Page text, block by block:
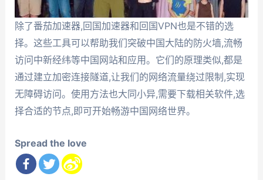
除了番茄加速器,回国加速器和回国VPN也是不错的选
择。这些工具可以帮助我们突破中国大陆的防火墙,流畅
访问中新经纬等中国网站和应用。它们的原理类似,都是
通过建立加密连接隧道,让我们的网络流量绕过限制,实现
无障碍访问。使用方法也大同小异,需要下载相关软件,选
择合适的节点,即可开始畅游中国网络世界。
Spread the love